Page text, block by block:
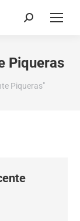
Piqueras
Piqueras"